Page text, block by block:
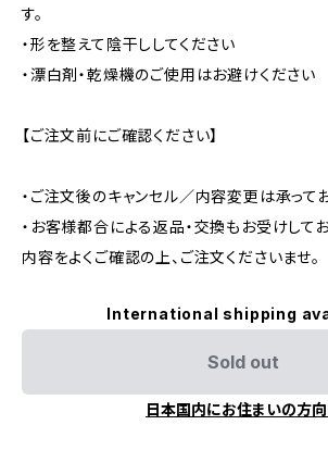
す。
・形を整えて陰干ししてください
・漂白剤・乾燥機のご使用はお避けください
【ご注文前にご確認ください】
・ご注文後のキャンセル／内容変更は承って
・お客様都合による返品・交換もお受けしてお
内容をよくご確認の上、ご注文くださいませ。
International shipping
Sold out
日本国内にお住まいの方